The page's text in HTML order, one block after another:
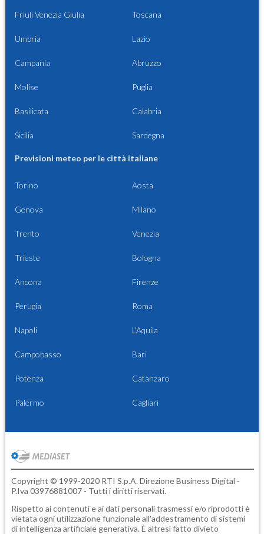
Friuli Venezia Giulia Toscana
Umbria Lazio
Campania Abruzzo
Molise Puglia
Basilicata Calabria
Sicilia Sardegna
Previsioni meteo per le città italiane
Torino Aosta
Genova Milano
Trento Venezia
Trieste Bologna
Ancona Firenze
Perugia Roma
Napoli L'Aquila
Campobasso Bari
Potenza Catanzaro
Palermo Cagliari
Copyright © 1999-2020 RTI S.p.A. Direzione Business Digital -
P.Iva 03976881007 - Tutti i diritti riservati.
Rispetto ai contenuti e ai dati personali trasmessi e/o riprodotti è
vietata ogni utilizzazione funzionale all'addestramento di sistemi
di intelligenza artificiale generativa. È altresì fatto divieto